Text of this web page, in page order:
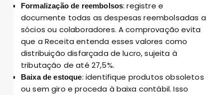
Formalização de reembolsos: registre e
documente todas as despesas reembolsadas a
sócios ou colaboradores. A comprovação evita
que a Receita entenda esses valores como
distribuição disfarçada de lucro, sujeita à
tributação de até 27,5%.
Baixa de estoque: identifique produtos obsoletos
ou sem giro e proceda à baixa contábil. Isso